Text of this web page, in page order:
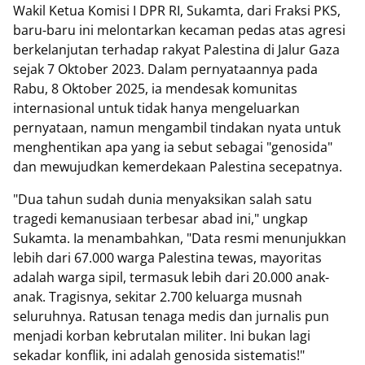
Wakil Ketua Komisi I DPR RI, Sukamta, dari Fraksi PKS,
baru-baru ini melontarkan kecaman pedas atas agresi
berkelanjutan terhadap rakyat Palestina di Jalur Gaza
sejak 7 Oktober 2023. Dalam pernyataannya pada
Rabu, 8 Oktober 2025, ia mendesak komunitas
internasional untuk tidak hanya mengeluarkan
pernyataan, namun mengambil tindakan nyata untuk
menghentikan apa yang ia sebut sebagai "genosida"
dan mewujudkan kemerdekaan Palestina secepatnya.
"Dua tahun sudah dunia menyaksikan salah satu
tragedi kemanusiaan terbesar abad ini," ungkap
Sukamta. Ia menambahkan, "Data resmi menunjukkan
lebih dari 67.000 warga Palestina tewas, mayoritas
adalah warga sipil, termasuk lebih dari 20.000 anak-
anak. Tragisnya, sekitar 2.700 keluarga musnah
seluruhnya. Ratusan tenaga medis dan jurnalis pun
menjadi korban kebrutalan militer. Ini bukan lagi
sekadar konflik, ini adalah genosida sistematis!"